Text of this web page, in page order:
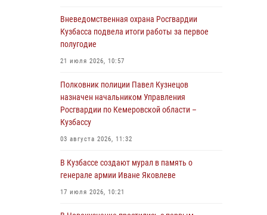
С 1 сентября 2026 года вступает в силу новый
федеральный закон о частной охранной
Росгвардейцы задержали предполагаемого
виновника причинения ножевого ранения
кемеровчанину
06 августа 2026, 09:18
Росгвардейцы задержали мужчину,
повредившего имущество горожанки
06 августа 2026, 08:17
Вневедомственная охрана Росгвардии
Кузбасса подвела итоги работы за первое
полугодие
21 июля 2026, 10:57
Полковник полиции Павел Кузнецов
назначен начальником Управления
Росгвардии по Кемеровской области –
Кузбассу
03 августа 2026, 11:32
В Кузбассе создают мурал в память о
генерале армии Иване Яковлеве
17 июля 2026, 10:21